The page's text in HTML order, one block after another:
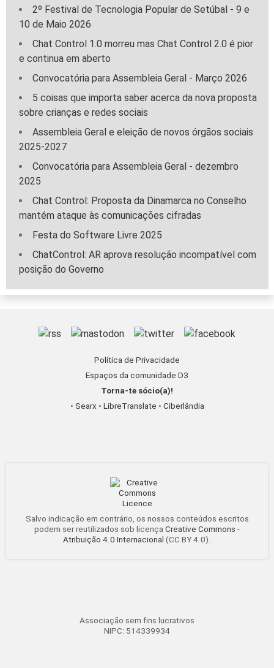
2º Festival de Tecnologia Popular de Setúbal - 9 e
10 de Maio 2026
Chat Control 1.0 morreu mas Chat Control 2.0 é pior
e continua em aberto
Convocatória para Assembleia Geral - Março 2026
5 coisas que importa saber acerca da nova proposta
sobre crianças e redes sociais
Assembleia Geral e eleição de novos órgãos sociais
2025-2027
Convocatória para Assembleia Geral - dezembro
2025
Chat Control: Proposta da Dinamarca no Conselho
mantém ataque às comunicações cifradas
Festa do Software Livre 2025
ChatControl: AR aprova resolução incompatível com
posição do Governo
Política de Privacidade
Espaços da comunidade D3
Torna-te sócio(a)!
• Searx • LibreTranslate • Ciberlândia
Salvo indicação em contrário, os nossos conteúdos escritos
podem ser reutilizados sob licença Creative Commons -
Atribuição 4.0 Internacional (CC BY 4.0).
Associação sem fins lucrativos
NIPC: 514339934